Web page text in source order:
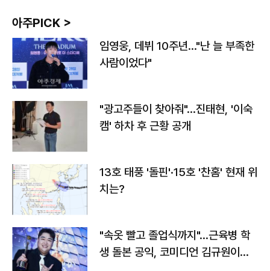
아주PICK >
임영웅, 데뷔 10주년…"난 늘 부족한
사람이었다"
"광고주들이 찾아줘"…진태현, '이숙
캠' 하차 후 근황 공개
13호 태풍 '돌핀'·15호 '찬홈' 현재 위
치는?
"속옷 빨고 졸업식까지"…근육병 학
생 돌본 공익, 코미디언 김규원이었